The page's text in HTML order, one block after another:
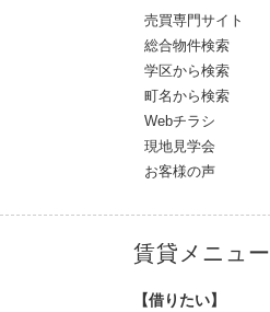
売買専門サイト
総合物件検索
学区から検索
町名から検索
Webチラシ
現地見学会
お客様の声
賃貸メニュー
【借りたい】